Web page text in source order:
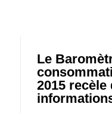
Le
2015 recèle